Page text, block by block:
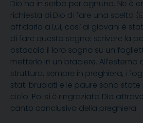
Dio ha in serbo per ognuno. Ne è
richiesta di Dio di fare una scelta
affidarla a Lui, così ai giovani è
di fare questo segno: scrivere la
ostacola il loro sogno su un
metterlo in un braciere. All’esterno
struttura, sempre in preghiera, i
stati bruciati e le paure sono
cielo. Poi si è ringraziato Dio
canto conclusivo della preghiera.